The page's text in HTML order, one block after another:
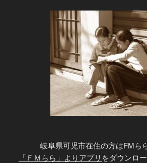
岐阜県可児市在住の方はFMら
「ＦＭらら」よりアプリ をダウンロ